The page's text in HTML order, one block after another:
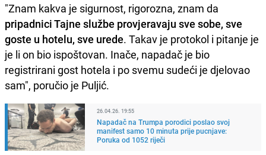
"Znam kakva je sigurnost, rigorozna, znam da
pripadnici Tajne službe provjeravaju sve sobe, sve
goste u hotelu, sve urede. Takav je protokol i pitanje je
je li on bio ispoštovan. Inače, napadač je bio
registrirani gost hotela i po svemu sudeći je djelovao
sam", poručio je Puljić.
26.04.26. 19:55
Napadač na Trumpa porodici poslao svoj
manifest samo 10 minuta prije pucnjave:
Poruka od 1052 riječi